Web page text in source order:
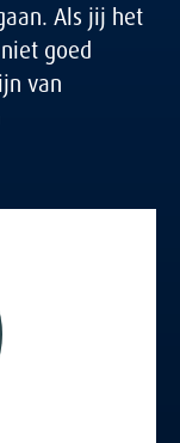
Als jij het
goed
van